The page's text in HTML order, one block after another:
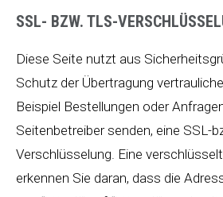
SSL- BZW. TLS-
Diese Seite nutzt aus
Schutz der Übertragung
Beispiel Bestellungen oder
Seitenbetreiber senden, eine SSL-
Verschlüsselung. Eine
erkennen Sie daran, dass die